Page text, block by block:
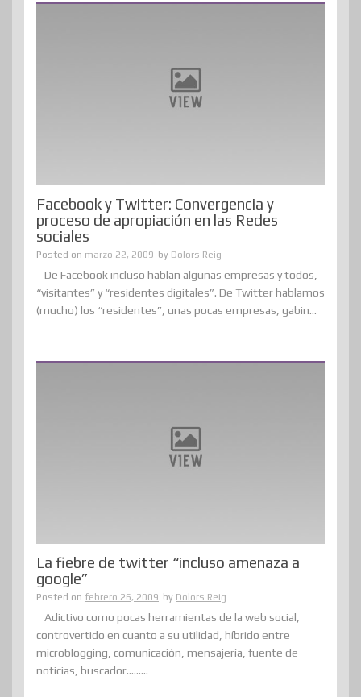
Facebook y Twitter: Convergencia y
proceso de apropiación en las Redes
sociales
Posted on marzo 22, 2009 by Dolors Reig
De Facebook incluso hablan algunas empresas y todos,
“visitantes” y “residentes digitales”. De Twitter hablamos
(mucho) los “residentes”, unas pocas empresas, gabin...
La fiebre de twitter “incluso amenaza a
google”
Posted on febrero 26, 2009 by Dolors Reig
Adictivo como pocas herramientas de la web social,
controvertido en cuanto a su utilidad, híbrido entre
microblogging, comunicación, mensajería, fuente de
noticias, buscador…......